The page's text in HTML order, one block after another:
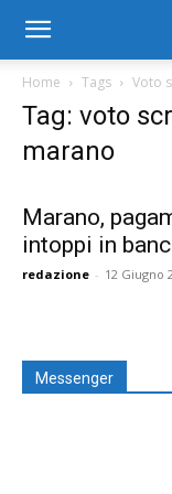
Home Tags Voto
Tag: voto
marano
Marano,
intoppi in
redazione - 12 Giugno
Messenger